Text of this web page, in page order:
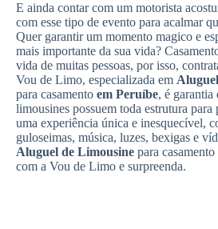
E ainda contar com um motorista
com esse tipo de evento para acalmar
Quer garantir um momento magico e
mais importante da sua vida?
vida de muitas pessoas, por isso,
Vou de Limo, especializada em
para casamento em Peruíbe, é garantia
limousines possuem toda estrutura
uma experiência única e inesquecível,
guloseimas, música, luzes, bexigas e
Aluguel de Limousine para casamento
com a Vou de Limo e surpreenda.